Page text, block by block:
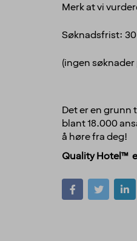
Merk at vi
Søknadsfrist:
(ingen
Det er en grunn
blant 18.000
å høre fra deg!
Quality Hotel™